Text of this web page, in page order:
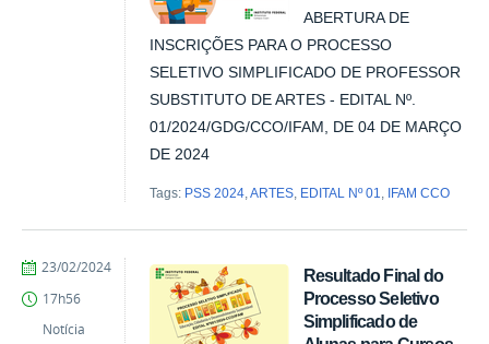
ABERTURA DE
INSCRIÇÕES PARA O PROCESSO
SELETIVO SIMPLIFICADO DE PROFESSOR
SUBSTITUTO DE ARTES - EDITAL Nº.
01/2024/GDG/CCO/IFAM, DE 04 DE MARÇO
DE 2024
Tags: PSS 2024,ARTES, EDITAL Nº 01, IFAM CCO
Resultado Final do
Processo Seletivo
Simplificado de
por
COARI
publicado
23/02/2024
17h56
Notícia